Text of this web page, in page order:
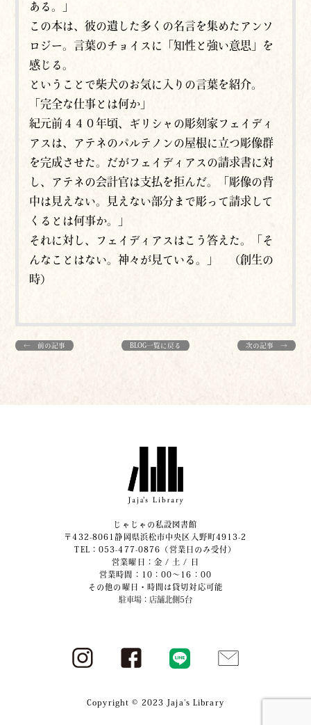
ある。」
この本は、彼の遺した多くの名言を集めたアンソ
ロジー。言葉のチョイスに「知性と強い意思」を
感じる。
ということで柴犬のお気に入りの言葉を紹介。
「完全な仕事とは何か」
紀元前４４０年頃、ギリシャの彫刻家フェイディ
アスは、アテネのパルテノンの屋根に立つ彫像群
を完成させた。だがフェイディアスの請求書に対
し、アテネの会計官は支払を拒んだ。「彫像の背
中は見えない。見えない部分まで彫って請求して
くるとは何事か。」
それに対し、フェイディアスはこう答えた。「そ
んなことはない。神々が見ている。」 （創生の
時）
← 前の記事 BLOG一覧に戻る 次の記事 →
じゃじゃの私設図書館
〒432-8061静岡県浜松市中央区入野町4913-2
​TEL：053-477-0876（営業日のみ受付）
営業曜日：金 / 土 / 日
営業時間：10：00～16：00
その他の曜日・時間は貸切対応可能
駐車場：店舗北側5台
Copyright © 2023 Jaja's Library